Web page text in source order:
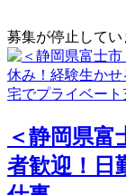
募集が停止してい
＜静岡県
者歓迎！日